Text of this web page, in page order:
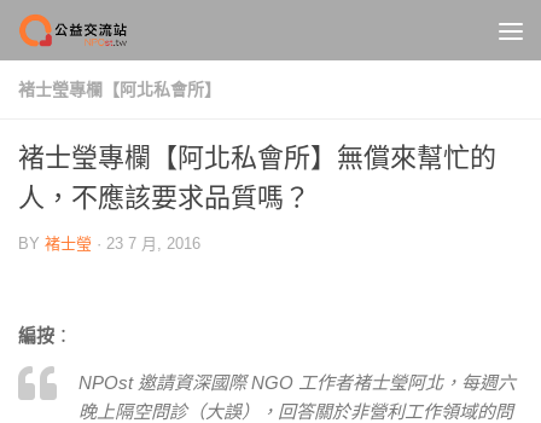
Skip to content
褚士瑩專欄【阿北私會所】
褚士瑩專欄【阿北私會所】無償來幫忙的
人，不應該要求品質嗎？
BY 褚士瑩 · 23 7 月, 2016
編按 ：
NPOst 邀請資深國際 NGO 工作者褚士瑩阿北，每週六
晚上隔空問診（大誤），回答關於非營利工作領域的問